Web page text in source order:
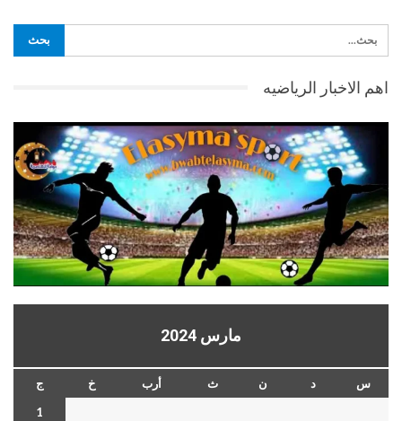
اهم الاخبار الرياضيه
مارس 2024
س د ن ث أرب خ
ج
1